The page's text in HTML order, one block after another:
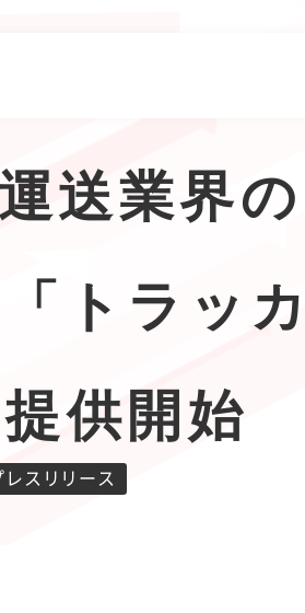
運送業界
トラッ
供開始
レスリリース